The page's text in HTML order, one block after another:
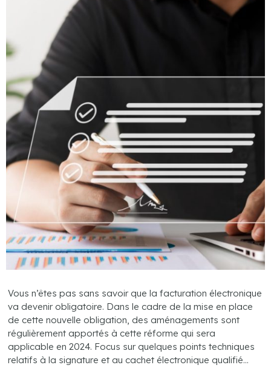
Vous n’êtes pas sans savoir que la facturation électronique
va devenir obligatoire. Dans le cadre de la mise en place
de cette nouvelle obligation, des aménagements sont
régulièrement apportés à cette réforme qui sera
applicable en 2024. Focus sur quelques points techniques
relatifs à la signature et au cachet électronique qualifié…